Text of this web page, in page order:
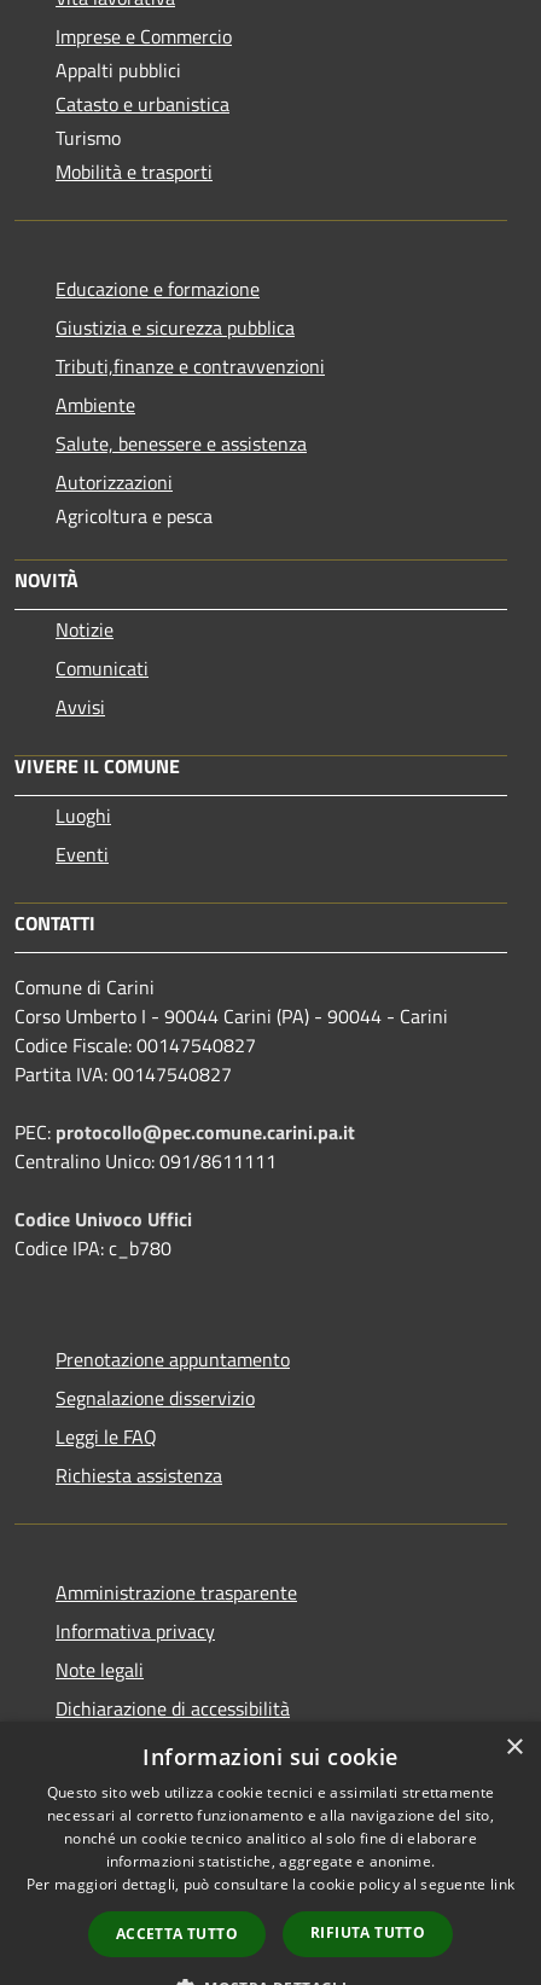
Imprese e Commercio
Appalti pubblici
Catasto e urbanistica
Turismo
Mobilità e trasporti
Educazione e formazione
Giustizia e sicurezza pubblica
Tributi,finanze e contravvenzioni
Ambiente
Salute, benessere e assistenza
Autorizzazioni
Agricoltura e pesca
NOVITÀ
Notizie
Comunicati
Avvisi
VIVERE IL COMUNE
Luoghi
Eventi
CONTATTI
Comune di Carini
Corso Umberto I - 90044 Carini (PA) - 90044 - Carini
Codice Fiscale: 00147540827
Partita IVA: 00147540827
PEC: protocollo@pec.comune.carini.pa.it
Centralino Unico: 091/8611111
Codice Univoco Uffici
Codice IPA: c_b780
Prenotazione appuntamento
Segnalazione disservizio
Leggi le FAQ
Richiesta assistenza
Amministrazione trasparente
Informativa privacy
Note legali
Dichiarazione di accessibilità
Privacy e protezione dei dati
Accessibilità
Copyright © 2026 • Comune di
Carini • Powered by
Municipium•
Accesso
redazione
×
Informazioni sui cookie
Questo sito web utilizza cookie tecnici e assimilati strettamente
necessari al corretto funzionamento e alla navigazione del sito,
nonché un cookie tecnico analitico al solo fine di elaborare
informazioni statistiche, aggregate e anonime.
Per maggiori dettagli, può consultare la cookie policy al seguente link
ACCETTA TUTTO RIFIUTA TUTTO